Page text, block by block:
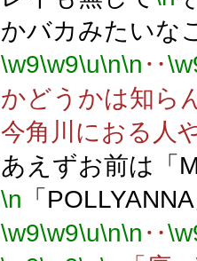
かバカみたいな
\w9\w9\u\n\n ‥
かどうかは知ら
今角川におる人
あえずお前は「
\n 「
\w9\w9\u\n\n ‥